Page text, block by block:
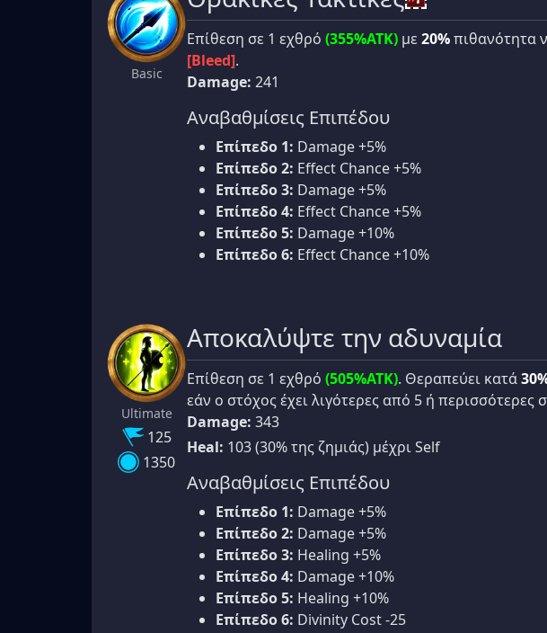
Basic
Επίθεση σε 1 εχθρό (355%ATK) με 20%πιθανότητα
[Bleed].
Damage: 241
Αναβαθμίσεις Επιπέδου
Επίπεδο 1: Damage +5%
Επίπεδο 2: Effect Chance +5%
Επίπεδο 3: Damage +5%
Επίπεδο 4: Effect Chance +5%
Επίπεδο 5: Damage +10%
Επίπεδο 6: Effect Chance +10%
Ultimate
125
1350
Αποκαλύψτε την αδυναμία
Επίθεση σε 1 εχθρό (505%ATK). Θεραπεύει κατά
εάν ο στόχος έχει λιγότερες από 5 ή περισσότερες
Damage: 343
Heal: 103 (30% της ζημιάς) μέχρι Self
Αναβαθμίσεις Επιπέδου
Επίπεδο 1: Damage +5%
Επίπεδο 2: Damage +5%
Επίπεδο 3: Healing +5%
Επίπεδο 4: Damage +10%
Επίπεδο 5: Healing +10%
Επίπεδο 6: Divinity Cost -25